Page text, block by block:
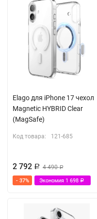
Elago для iPhone 17 чехол
Magnetic HYBRID Clear
(MagSafe)
Код товара: 121-685
2 792 Р 4 490Р
- 37% Экономия 1 698 Р